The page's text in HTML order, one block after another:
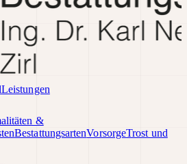
Leistungen
&
BestattungsartenVorsorgeTrost und